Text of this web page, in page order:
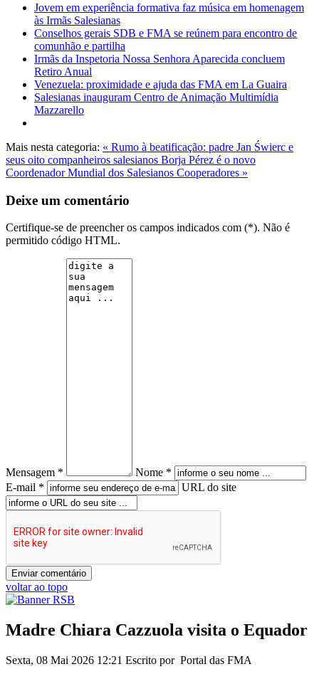
Jovem em experiência formativa faz música em homenagem
às Irmãs Salesianas
Conselhos gerais SDB e FMA se reúnem para encontro de
comunhão e partilha
Irmãs da Inspetoria Nossa Senhora Aparecida concluem
Retiro Anual
Venezuela: proximidade e ajuda das FMA em La Guaira
Salesianas inauguram Centro de Animação Multimídia
Mazzarello
Mais nesta categoria: « Rumo à beatificação: padre Jan Świerc e
seus oito companheiros salesianos Borja Pérez é o novo
Coordenador Mundial dos Salesianos Cooperadores »
Deixe um comentário
Certifique-se de preencher os campos indicados com (*). Não é
permitido código HTML.
Mensagem *
Nome *
E-mail *
URL do site
voltar ao topo
Madre Chiara Cazzuola visita o Equador
Sexta, 08 Mai 2026 12:21 Escrito por Portal das FMA